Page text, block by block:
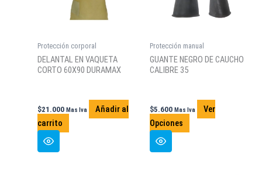
Protección corporal
DELANTAL EN VAQUETA
CORTO 60X90 DURAMAX
$21.000 Mas Iva
Añadir al
carrito
Protección manual
GUANTE NEGRO DE CAUCHO
CALIBRE 35
$5.600 Mas Iva
Ver
Opciones